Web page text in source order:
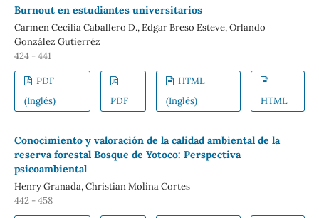
Burnout en estudiantes universitarios
Carmen Cecilia Caballero D., Edgar Breso Esteve, Orlando
González Gutierréz
424 - 441
PDF
(Inglés)
PDF
HTML
(Inglés)
HTML
Conocimiento y valoración de la calidad ambiental de la
reserva forestal Bosque de Yotoco: Perspectiva
psicoambiental
Henry Granada, Christian Molina Cortes
442 - 458